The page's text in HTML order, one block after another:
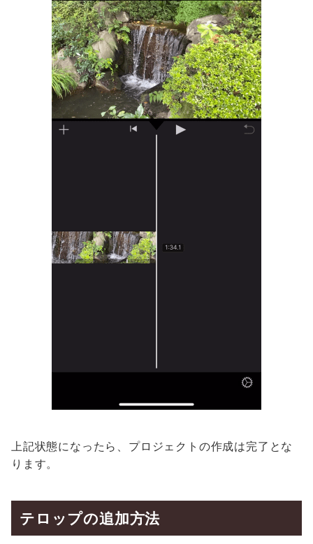
上記状態になったら、プロジェクトの作成は完了とな
ります。
テロップの追加方法